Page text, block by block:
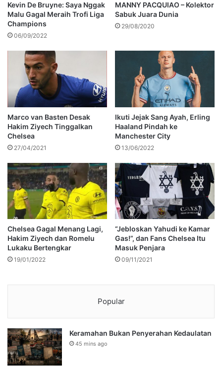
Kevin De Bruyne: Saya Nggak
Malu Gagal Meraih Trofi Liga
Champions
06/09/2022
MANNY PACQUIAO – Kolektor
Sabuk Juara Dunia
29/08/2020
Marco van Basten Desak
Hakim Ziyech Tinggalkan
Chelsea
27/04/2021
Ikuti Jejak Sang Ayah, Erling
Haaland Pindah ke
Manchester City
13/06/2022
Chelsea Gagal Menang Lagi,
Hakim Ziyech dan Romelu
Lukaku Bertengkar
19/01/2022
“Jebloskan Yahudi ke Kamar
Gas!”, dan Fans Chelsea Itu
Masuk Penjara
09/11/2021
Popular
Keramahan Bukan Penyerahan Kedaulatan
45 mins ago